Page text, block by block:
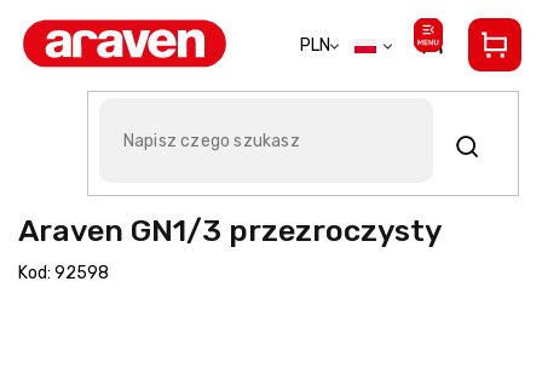
treści
PLN
Organizer na butelki dozujące
Araven GN1/3 przezroczysty
Kod: 92598